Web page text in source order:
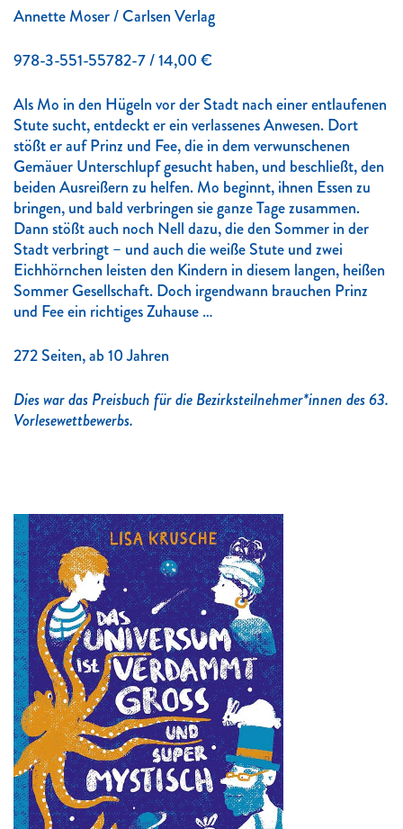
Annette Moser / Carlsen Verlag
978-3-551-55782-7 / 14,00 €
Als Mo in den Hügeln vor der Stadt nach einer entlaufenen
Stute sucht, entdeckt er ein verlassenes Anwesen. Dort
stößt er auf Prinz und Fee, die in dem verwunschenen
Gemäuer Unterschlupf gesucht haben, und beschließt, den
beiden Ausreißern zu helfen. Mo beginnt, ihnen Essen zu
bringen, und bald verbringen sie ganze Tage zusammen.
Dann stößt auch noch Nell dazu, die den Sommer in der
Stadt verbringt – und auch die weiße Stute und zwei
Eichhörnchen leisten den Kindern in diesem langen, heißen
Sommer Gesellschaft. Doch irgendwann brauchen Prinz
und Fee ein richtiges Zuhause …
272 Seiten, ab 10 Jahren
Dies war das Preisbuch für die Bezirksteilnehmer*innen des 63.
Vorlesewettbewerbs.